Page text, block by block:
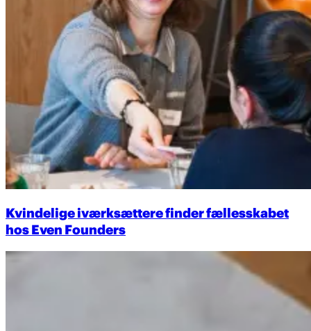
Kvindelige iværksættere finder fællesskabet
hos Even Founders